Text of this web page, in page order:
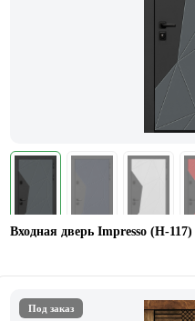
Входная дверь Impresso (H-117)
Под заказ